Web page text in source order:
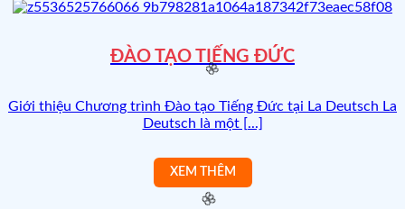
ĐÀO TẠO TIẾNG ĐỨC
Giới thiệu Chương trình Đào tạo Tiếng Đức tại La Deutsch La
Deutsch là một [...]